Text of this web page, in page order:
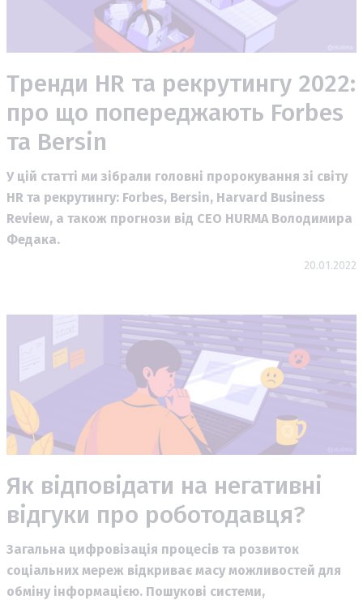
Тренди HR та рекрутингу 2022:
про що попереджають Forbes
та Bersin
У цій статті ми зібрали головні пророкування зі світу
HR та рекрутингу: Forbes, Bersin, Harvard Business
Review, а також прогнози від CEO HURMA Володимира
Федака.
20.01.2022
Як відповідати на негативні
відгуки про роботодавця?
Загальна цифровізація процесів та розвиток
соціальних мереж відкриває масу можливостей для
обміну інформацією. Пошукові системи,